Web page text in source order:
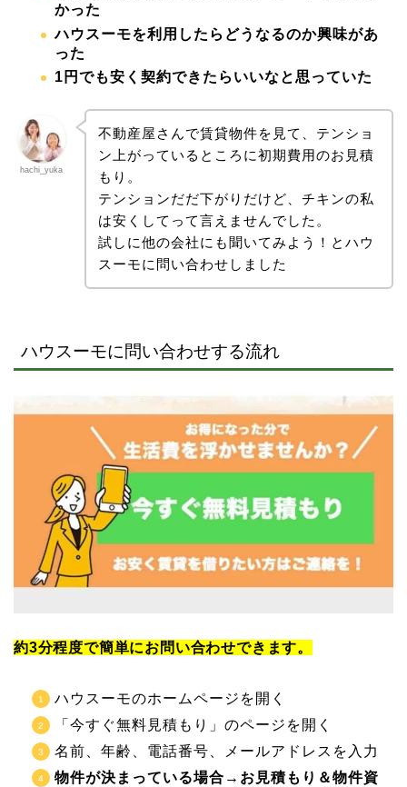
かった
ハウスーモを利用したらどうなるのか興味があ
った
1円でも安く契約できたらいいなと思っていた
hachi_yuka
不動産屋さんで賃貸物件を見て、テンショ
ン上がっているところに初期費用のお見積
もり。
テンションだだ下がりだけど、チキンの私
は安くしてって言えませんでした。
試しに他の会社にも聞いてみよう！とハウ
スーモに問い合わせしました
ハウスーモに問い合わせする流れ
約3分程度で簡単にお問い合わせできます。
ハウスーモのホームページを開く
「今すぐ無料見積もり」のページを開く
名前、年齢、電話番号、メールアドレスを入力
物件が決まっている場合→お見積もり＆物件資